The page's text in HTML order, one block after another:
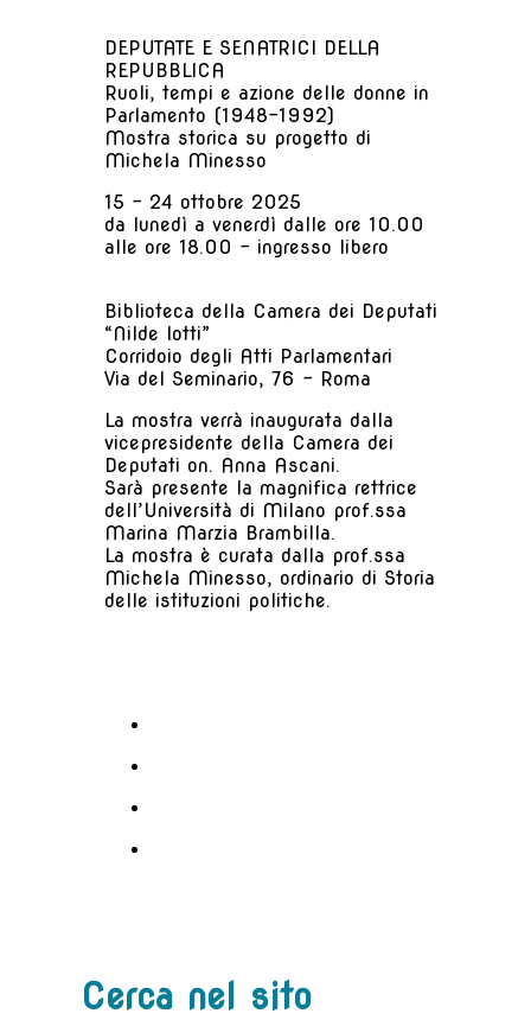
DEPUTATE E SENATRICI DELLA
REPUBBLICA
Ruoli, tempi e azione delle donne in
Parlamento (1948-1992)
Mostra storica su progetto di
Michela Minesso
15 - 24 ottobre 2025
da lunedì a venerdì dalle ore 10.00
alle ore 18.00 – ingresso libero
Biblioteca della Camera dei Deputati
“Nilde Iotti”
Corridoio degli Atti Parlamentari
Via del Seminario, 76 - Roma
La mostra verrà inaugurata dalla
vicepresidente della Camera dei
Deputati on. Anna Ascani.
Sarà presente la magnifica rettrice
dell’Università di Milano prof.ssa
Marina Marzia Brambilla.
La mostra è curata dalla prof.ssa
Michela Minesso, ordinario di Storia
delle istituzioni politiche.
Cerca nel sito